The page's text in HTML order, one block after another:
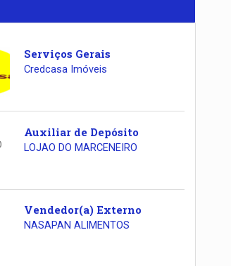
Serviços Gerais
Credcasa Imóveis
Auxiliar de Depósito
LOJAO DO MARCENEIRO
Vendedor(a) Externo
NASAPAN ALIMENTOS